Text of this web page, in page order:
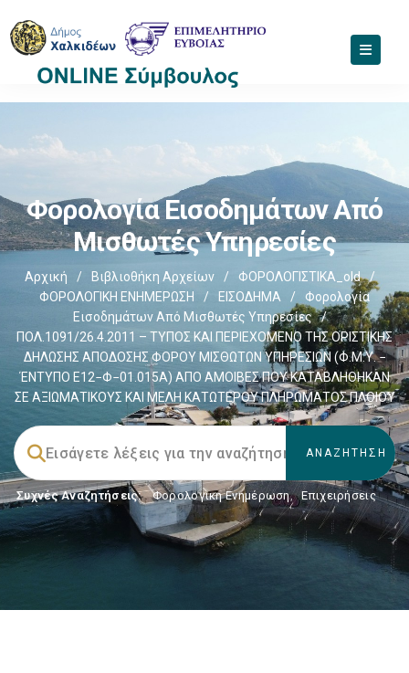
Φορολογία Εισοδημάτων Από
Μισθωτές Υπηρεσίες
Αρχική / Βιβλιοθήκη Αρχείων / ΦΟΡΟΛΟΓΙΣΤΙΚΑ_old
/
ΦΟΡΟΛΟΓΙΚΗ ΕΝΗΜΕΡΩΣΗ
/ ΕΙΣΟΔΗΜΑ /
Φορολογία
Εισοδημάτων Από Μισθωτές Υπηρεσίες
/
ΠΟΛ.1091/26.4.2011 – ΤΥΠΟΣ ΚΑΙ ΠΕΡΙΕΧΟΜΕΝΟ ΤΗΣ ΟΡΙΣΤΙΚΗΣ
ΔΗΛΩΣΗΣ ΑΠΟΔΟΣΗΣ ΦΟΡΟΥ ΜΙΣΘΩΤΩΝ ΥΠΗΡΕΣΙΩΝ (Φ.Μ.Υ. −
ΈΝΤΥΠΟ Ε12−Φ−01.015Α) ΑΠΟ ΑΜΟΙΒΕΣ ΠΟΥ ΚΑΤΑΒΛΗΘΗΚΑΝ
ΣΕ ΑΞΙΩΜΑΤΙΚΟΥΣ ΚΑΙ ΜΕΛΗ ΚΑΤΩΤΕΡΟΥ ΠΛΗΡΩΜΑΤΟΣ ΠΛΟΙΟΥ
Συχνές Αναζητήσεις: Φορολογικη Ενημέρωση, Επιχειρήσεις